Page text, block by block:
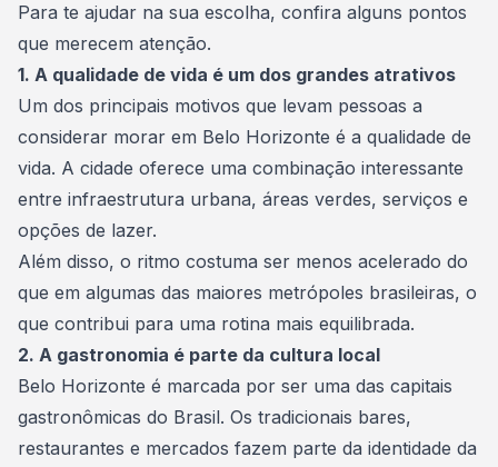
Para te ajudar na sua escolha, confira alguns pontos
que merecem atenção.
1. A qualidade de vida é um dos grandes atrativos
Um dos principais motivos que levam pessoas a
considerar morar em Belo Horizonte é a qualidade de
vida. A cidade oferece uma combinação interessante
entre infraestrutura urbana, áreas verdes, serviços e
opções de lazer.
Além disso, o ritmo costuma ser menos acelerado do
que em algumas das maiores metrópoles brasileiras, o
que contribui para uma rotina mais equilibrada.
2. A gastronomia é parte da cultura local
Belo Horizonte é marcada por ser uma das capitais
gastronômicas do Brasil. Os tradicionais bares,
restaurantes e mercados fazem parte da identidade da